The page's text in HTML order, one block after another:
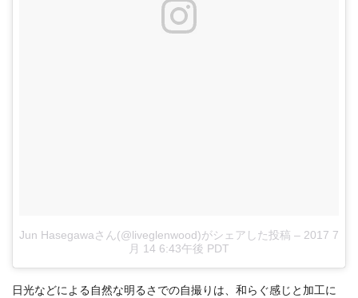
Jun Hasegawaさん(@liveglenwood)がシェアした投稿 – 2017 7
月 14 6:43午後 PDT
日光などによる自然な明るさでの自撮りは、和らぐ感じと加工に